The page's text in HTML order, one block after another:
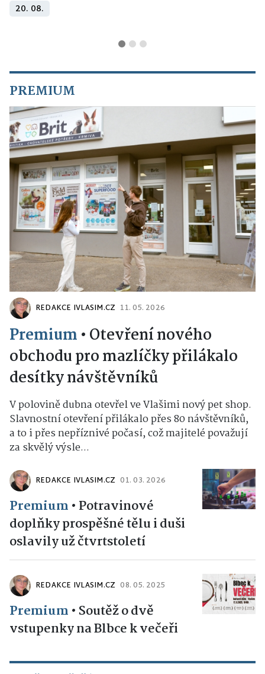
20. 08.
PREMIUM
REDAKCE IVLASIM.CZ 11. 05. 2026
Premium • Otevření nového
obchodu pro mazlíčky přilákalo
desítky návštěvníků
V polovině dubna otevřel ve Vlašimi nový pet shop.
Slavnostní otevření přilákalo přes 80 návštěvníků,
a to i přes nepříznivé počasí, což majitelé považují
za skvělý výsle...
REDAKCE IVLASIM.CZ 01. 03. 2026
Premium • Potravinové
doplňky prospěšné tělu i duši
oslavily už čtvrtstoletí
REDAKCE IVLASIM.CZ 08. 05. 2025
Premium • Soutěž o dvě
vstupenky na Blbce k večeři